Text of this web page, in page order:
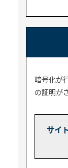
暗号化が
の証明が
サイ